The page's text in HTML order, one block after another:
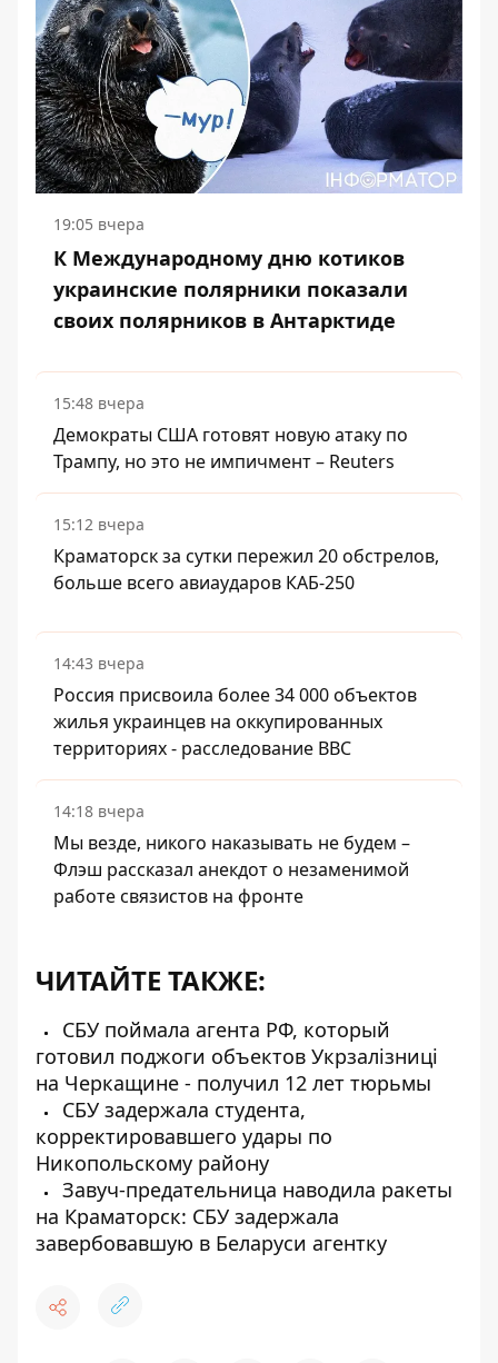
19:05 вчера
К Международному дню котиков
украинские полярники показали
своих полярников в Антарктиде
15:48 вчера
Демократы США готовят новую атаку по
Трампу, но это не импичмент – Reuters
15:12 вчера
Краматорск за сутки пережил 20 обстрелов,
больше всего авиаударов КАБ-250
14:43 вчера
Россия присвоила более 34 000 объектов
жилья украинцев на оккупированных
территориях - расследование BBC
14:18 вчера
Мы везде, никого наказывать не будем –
Флэш рассказал анекдот о незаменимой
работе связистов на фронте
ЧИТАЙТЕ ТАКЖЕ:
СБУ поймала агента РФ, который
готовил поджоги объектов Укрзалізниці
на Черкащине - получил 12 лет тюрьмы
СБУ задержала студента,
корректировавшего удары по
Никопольскому району
Завуч-предательница наводила ракеты
на Краматорск: СБУ задержала
завербовавшую в Беларуси агентку